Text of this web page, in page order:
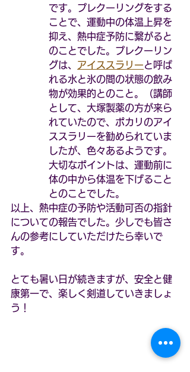
です。プレクーリングをする
ことで、運動中の体温上昇を
抑え、熱中症予防に繋がると
のことでした。プレクーリン
グは、 アイススラリーと呼ば
れる水と氷の間の状態の飲み
物が効果的とのこと。（講師
として、大塚製薬の方が来ら
れていたので、ポカリのアイ
ススラリーを勧められていま
したが、色々あるようです。
大切なポイントは、運動前に
体の中から体温を下げること
とのことでした。
以上、熱中症の予防や活動可否の指針
についての報告でした。少しでも皆さ
んの参考にしていただけたら幸いで
す。
とても暑い日が続きますが、安全と健
康第一で、楽しく剣道していきましょ
う！